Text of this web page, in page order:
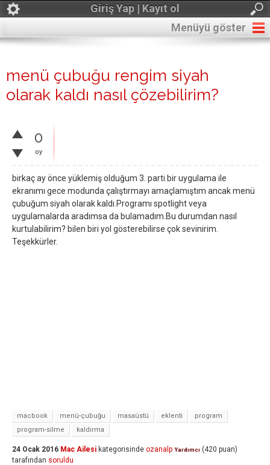
Giriş Yap | Kayıt ol
Menüyü göster
menü çubuğu rengim siyah
olarak kaldı nasıl çözebilirim?
0
oy
birkaç ay önce yüklemiş olduğum 3. parti bir uygulama ile
ekranımı gece modunda çalıştırmayı amaçlamıştım ancak menü
çubuğum siyah olarak kaldı.Programı spotlight veya
uygulamalarda aradımsa da bulamadım.Bu durumdan nasıl
kurtulabilirim? bilen biri yol gösterebilirse çok sevinirim.
Teşekkürler.
macbook menü-çubuğu masaüstü eklenti
program
program-silme
kaldırma
24 Ocak 2016 Mac Ailesi kategorisinde ozanalp Yardımcı (420 puan)
tarafından soruldu